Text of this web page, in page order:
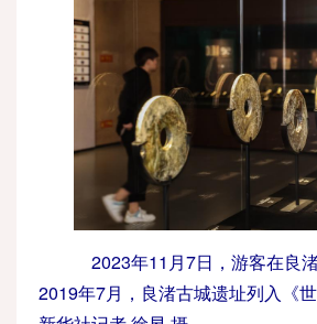
2023年11月7日，游客在良渚
2019年7月，良渚古城遗址列入《世